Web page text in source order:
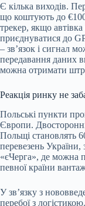
Є кілька виходів.
що коштують до
трекер, якщо
приєднуватися до
– зв’язок і сигнал
передавання даних
можна отримати
Реакція ринку не
Польські пункти
Європи.
Польщі становлять
перевезень України,
«єЧерга», де можна
певної країни
У зв’язку з
перебої з